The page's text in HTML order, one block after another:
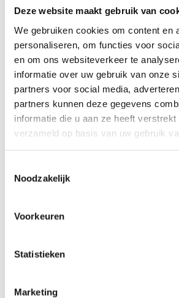
Deze website maakt gebruik van
We gebruiken cookies om content en
personaliseren, om functies voor
en om ons websiteverkeer te
informatie over uw gebruik van onze
partners voor social media,
partners kunnen deze gegevens
informatie die u aan ze heeft verstrekt
verzameld op basis van uw gebruik
Noodzakelijk
Voorkeuren
Statistieken
Marketing
Geef aan tot welk domein jouw
KIES EEN DOMEIN
Jouw vraag